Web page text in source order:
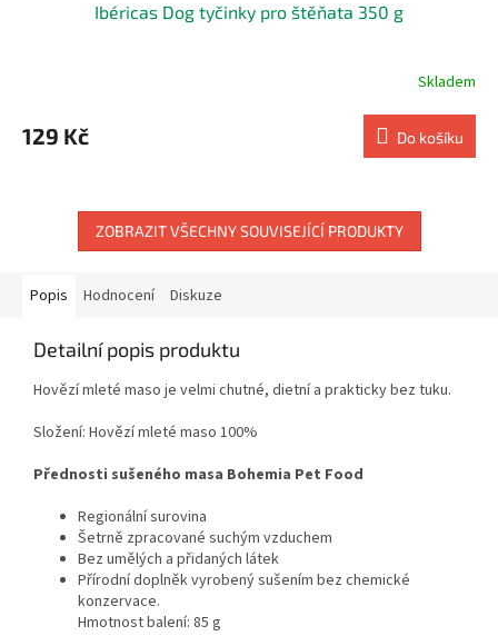
Ibéricas Dog tyčinky pro štěňata 350 g
Skladem
129 Kč Do košíku
ZOBRAZIT VŠECHNY SOUVISEJÍCÍ PRODUKTY
Popis Hodnocení Diskuze
Detailní popis produktu
Hovězí mleté maso je velmi chutné, dietní a prakticky bez tuku.
Složení: Hovězí mleté maso 100%
Přednosti sušeného masa Bohemia Pet Food
Regionální surovina
Šetrně zpracované suchým vzduchem
Bez umělých a přidaných látek
Přírodní doplněk vyrobený sušením bez chemické
konzervace.
Hmotnost balení: 85 g